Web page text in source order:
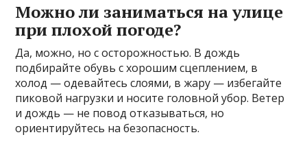
Можно ли заниматься на улице
при плохой погоде?
Да, можно, но с осторожностью. В дождь
подбирайте обувь с хорошим сцеплением, в
холод — одевайтесь слоями, в жару — избегайте
пиковой нагрузки и носите головной убор. Ветер
и дождь — не повод отказываться, но
ориентируйтесь на безопасность.